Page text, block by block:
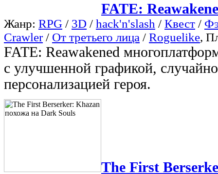
FATE:
Жанр: RPG / 3D / hack'n'slash / Квест /
Crawler/ От третьего лица / Roguelike,
FATE: Reawakened
с улучшенной графикой,
персонализацией героя.
The First